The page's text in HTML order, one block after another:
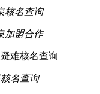
核名查询
加盟合作
难核名查询
名查询